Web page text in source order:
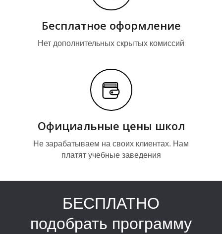
А
А
Бесплатное оформление
Нет дополнительных скрытых комиссий
Официальные цены школ
Не зарабатываем на своих клиентах. Нам
платят учебные заведения
БЕСПЛАТНО
подобрать программу